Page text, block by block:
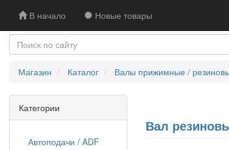
В начало Новые товары
Магазин Каталог Валы прижимные /
Вал
Категории
Автоподачи / ADF